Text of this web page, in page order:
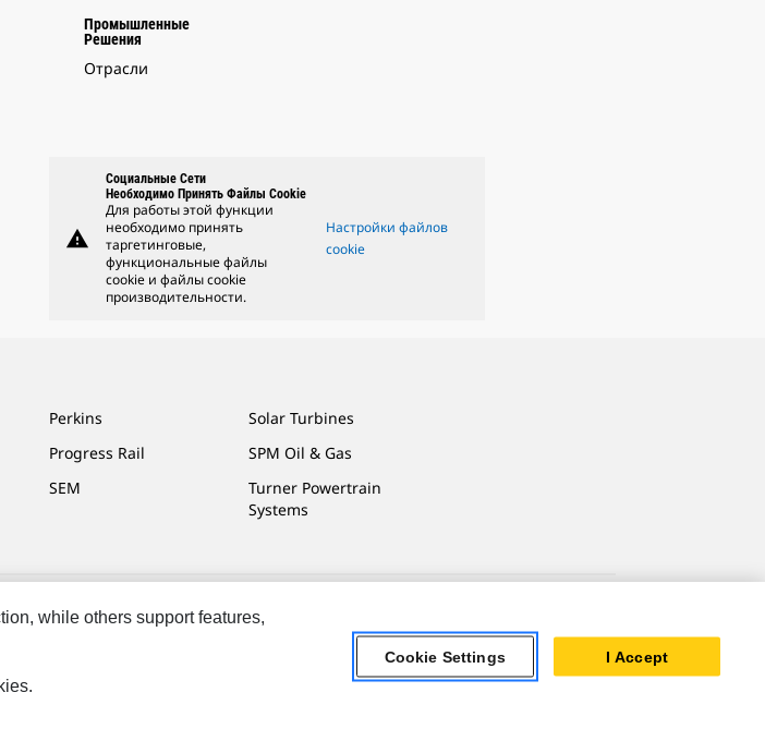
Промышленные
Решения
Отрасли
warning
Социальные Сети
Необходимо Принять Файлы Cookie
Для работы этой функции
необходимо принять
таргетинговые,
функциональные файлы
cookie и файлы cookie
производительности.
Настройки файлов
cookie
Perkins
Progress Rail
SEM
Solar Turbines
SPM Oil & Gas
Turner Powertrain
Systems
Информация Конфиденциальность Личных Данных
while others support features,
Cookie Settings I Accept